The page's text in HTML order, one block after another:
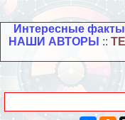
Интересные факты
НАШИ АВТОРЫ ::